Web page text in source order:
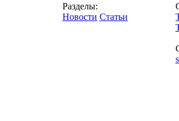
Разделы:
Новости Статьи